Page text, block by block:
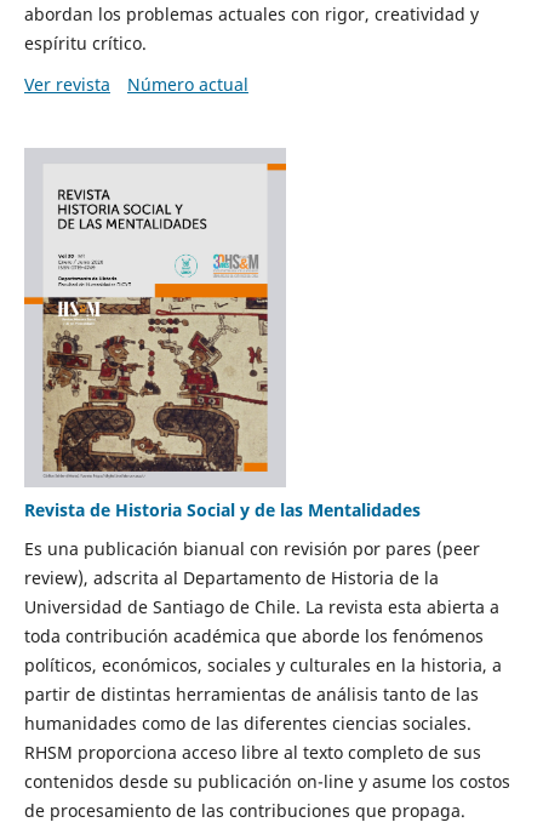
abordan los problemas actuales con rigor, creatividad y
espíritu crítico.
Ver revista
Número actual
Revista de Historia Social y de las Mentalidades
Es una publicación bianual con revisión por pares (peer
review), adscrita al Departamento de Historia de la
Universidad de Santiago de Chile. La revista esta abierta a
toda contribución académica que aborde los fenómenos
políticos, económicos, sociales y culturales en la historia, a
partir de distintas herramientas de análisis tanto de las
humanidades como de las diferentes ciencias sociales.
RHSM proporciona acceso libre al texto completo de sus
contenidos desde su publicación on-line y asume los costos
de procesamiento de las contribuciones que propaga.